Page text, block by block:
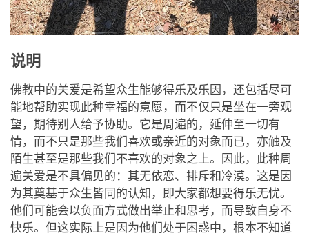
说明
佛教中的关爱是希望众生能够得乐及乐因，还包括尽可
能地帮助实现此种幸福的意愿，而不仅只是坐在一旁观
望，期待别人给予协助。它是周遍的，延伸至一切有
情，而不只是那些我们喜欢或亲近的对象而已，亦触及
陌生甚至是那些我们不喜欢的对象之上。因此，此种周
遍关爱是不具偏见的：其无依恋、排斥和冷漠。这是因
为其奠基于众生皆同的认知，即大家都想要得乐无忧。
他们可能会以负面方式做出举止和思考，而导致自身不
快乐。但这实际上是因为他们处于困惑中，根本不知道